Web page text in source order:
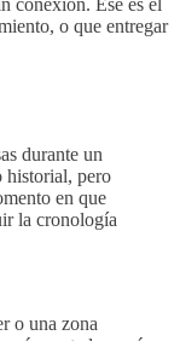
conexión. Ese es el
o que entregar
durante un
historial, pero
en que
la cronología
o una zona